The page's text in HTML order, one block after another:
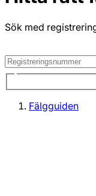
Sök med
Fälgguiden